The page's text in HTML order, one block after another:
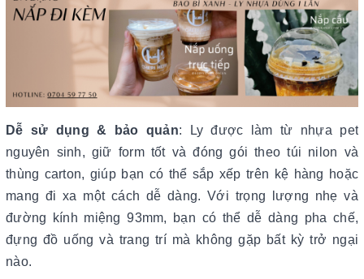
Dễ sử dụng & bảo quản: Ly được làm từ nhựa pet
nguyên sinh, giữ form tốt và đóng gói theo túi nilon và
thùng carton, giúp bạn có thể sắp xếp trên kệ hàng hoặc
mang đi xa một cách dễ dàng. Với trọng lượng nhẹ và
đường kính miệng 93mm, bạn có thể dễ dàng pha chế,
đựng đồ uống và trang trí mà không gặp bất kỳ trở ngại
nào.